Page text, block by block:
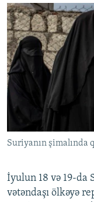
Suriyanın şimalında
İyulun 18 və 19-da
vətəndaşı ölkəyə